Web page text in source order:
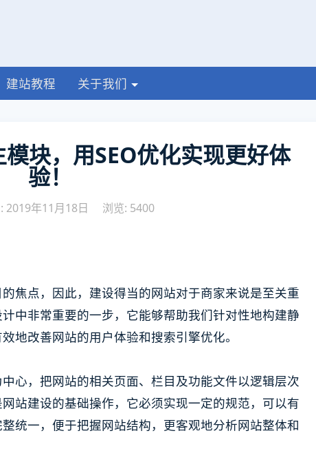
建站教程 关于我们
块，用SEO优化实现更好体
验！
2019年11月18日 浏览: 5400
焦点，因此，建设得当的网站对于商家来说是至关重
中非常重要的一步，它能够帮助我们针对性地构建静
地改善网站的用户体验和搜索引擎优化。
心，把网站的相关页面、栏目及功能文件以逻辑层次
站建设的基础操作，它必须实现一定的规范，可以有
统一，便于把握网站结构，更客观地分析网站整体和